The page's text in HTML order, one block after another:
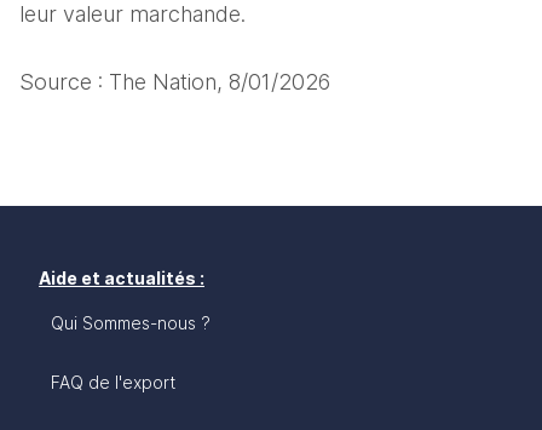
leur valeur marchande.
Source : The Nation, 8/01/2026
Aide et actualités :
Qui Sommes-nous ?
FAQ de l'export